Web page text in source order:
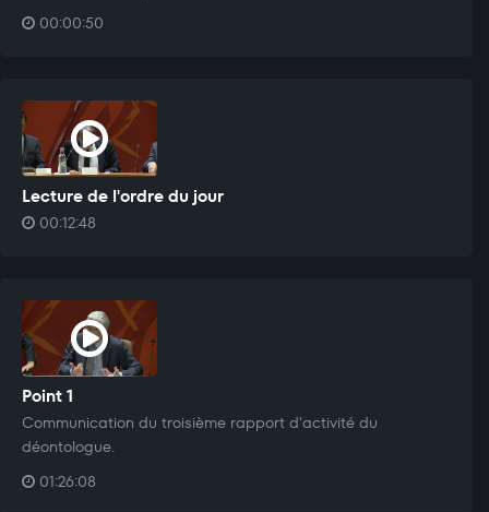
00:00:50
Lecture de l'ordre du jour
00:12:48
Point 1
Communication du troisième rapport d'activité du
déontologue.
01:26:08